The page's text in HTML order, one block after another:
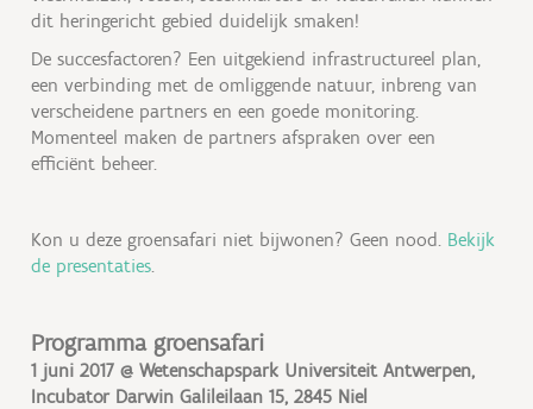
dit heringericht gebied duidelijk smaken!
De succesfactoren? Een uitgekiend infrastructureel plan,
een verbinding met de omliggende natuur, inbreng van
verscheidene partners en een goede monitoring.
Momenteel maken de partners afspraken over een
efficiënt beheer.
Kon u deze groensafari niet bijwonen? Geen nood. Bekijk
de presentaties
Programma groensafari
1 juni 2017 @ Wetenschapspark Universiteit Antwerpen,
Incubator Darwin Galileilaan 15, 2845 Niel